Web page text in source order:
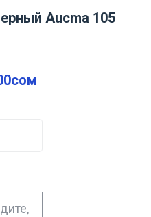
Aucma 105
сом